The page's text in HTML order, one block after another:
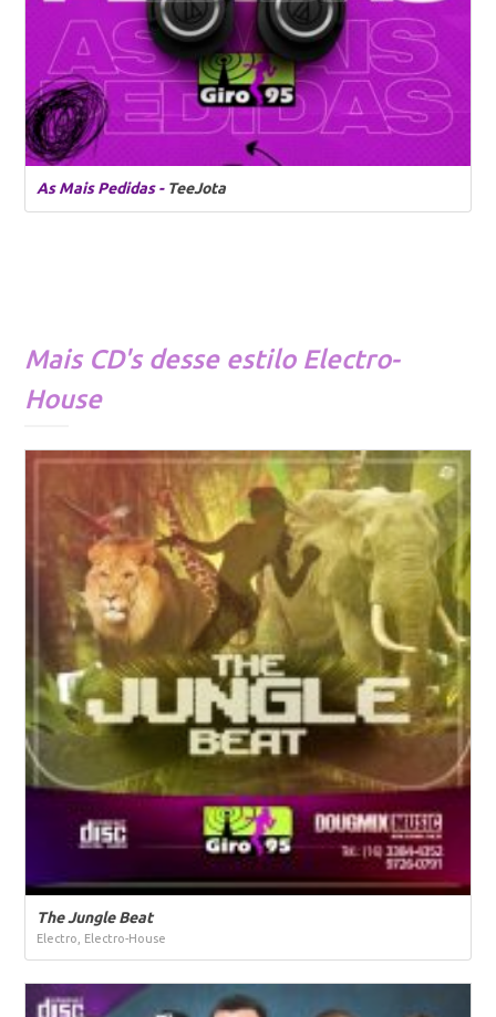
As Mais Pedidas - TeeJota
Mais CD's desse estilo Electro-
House
The Jungle Beat
Electro, Electro-House